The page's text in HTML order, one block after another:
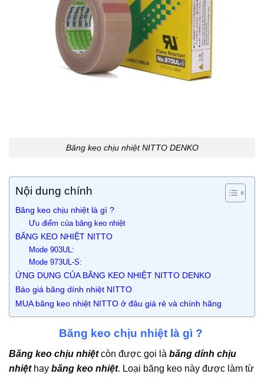
Băng keo chịu nhiệt NITTO DENKO
Nội dung chính
Băng keo chịu nhiệt là gì ?
Ưu điểm của băng keo nhiệt
BĂNG KEO NHIỆT NITTO
Mode 903UL:
Mode 973UL-S:
ỨNG DỤNG CỦA BĂNG KEO NHIỆT NITTO DENKO
Báo giá băng dính nhiệt NITTO
MUA băng keo nhiệt NITTO ở đâu giá rẻ và chính hãng
Băng keo chịu nhiệt là gì ?
Băng keo chịu nhiệtcòn được gọi là băng dính chịu
nhiệt hay băng keo nhiệt. Loại băng keo này được làm từ